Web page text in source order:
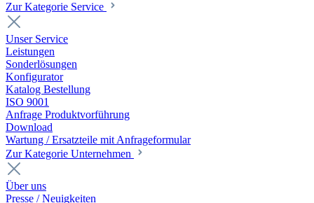
Zur Kategorie Service
Unser Service
Leistungen
Sonderlösungen
Konfigurator
Katalog Bestellung
ISO 9001
Anfrage Produktvorführung
Download
Wartung / Ersatzteile mit Anfrageformular
Zur Kategorie Unternehmen
Über uns
Presse / Neuigkeiten